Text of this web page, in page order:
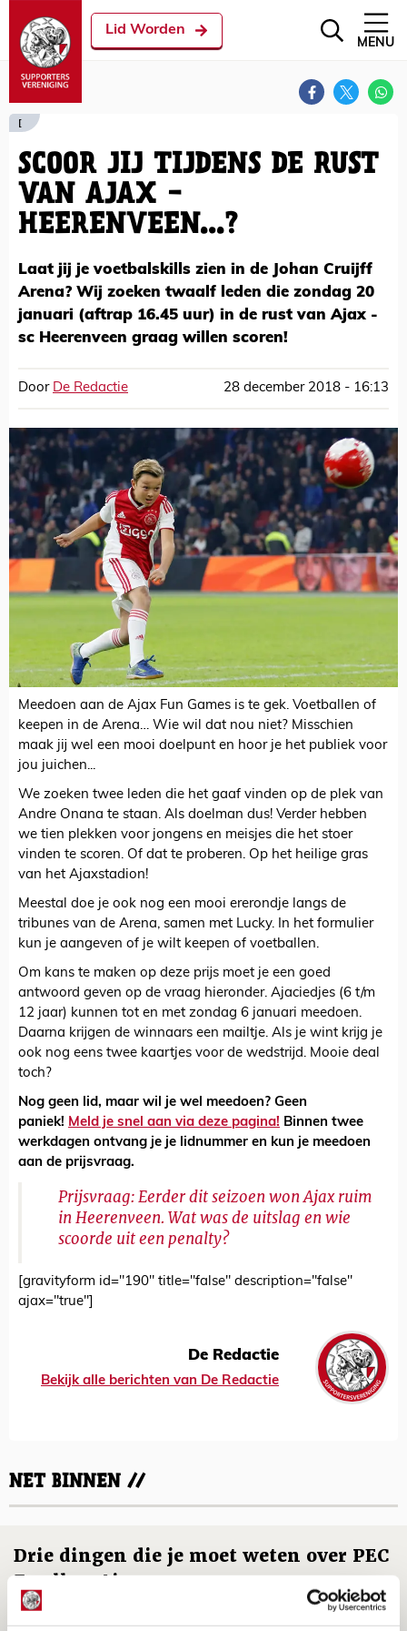
Lid Worden
MENU
[
SCOOR JIJ TIJDENS DE RUST
VAN AJAX -
HEERENVEEN...?
Laat jij je voetbalskills zien in de Johan Cruijff
Arena? Wij zoeken twaalf leden die zondag 20
januari (aftrap 16.45 uur) in de rust van Ajax -
sc Heerenveen graag willen scoren!
Door De Redactie 28 december 2018 - 16:13
Meedoen aan de Ajax Fun Games is te gek. Voetballen of
keepen in de Arena… Wie wil dat nou niet? Misschien
maak jij wel een mooi doelpunt en hoor je het publiek voor
jou juichen...
We zoeken twee leden die het gaaf vinden op de plek van
Andre Onana te staan. Als doelman dus! Verder hebben
we tien plekken voor jongens en meisjes die het stoer
vinden te scoren. Of dat te proberen. Op het heilige gras
van het Ajaxstadion!
Meestal doe je ook nog een mooi ererondje langs de
tribunes van de Arena, samen met Lucky. In het formulier
kun je aangeven of je wilt keepen of voetballen.
Om kans te maken op deze prijs moet je een goed
antwoord geven op de vraag hieronder. Ajaciedjes (6 t/m
12 jaar) kunnen tot en met zondag 6 januari meedoen.
Daarna krijgen de winnaars een mailtje. Als je wint krijg je
ook nog eens twee kaartjes voor de wedstrijd. Mooie deal
toch?
Nog geen lid, maar wil je wel meedoen? Geen
paniek! Meld je snel aan via deze pagina! Binnen twee
werkdagen ontvang je je lidnummer en kun je meedoen
aan de prijsvraag.
Prijsvraag: Eerder dit seizoen won Ajax ruim
in Heerenveen. Wat was de uitslag en wie
scoorde uit een penalty?
[gravityform id="190" title="false" description="false"
ajax="true"]
De Redactie
Bekijk alle berichten van De Redactie
NET BINNEN //
Drie dingen die je moet weten over PEC
Zwolle - Ajax
08 AUGUSTUS 2026 - 12:32